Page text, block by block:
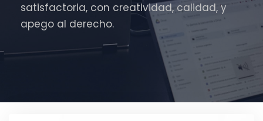
satisfactoria, con creatividad, calidad, y
apego al derecho.